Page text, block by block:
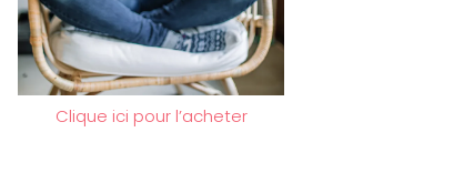
Clique ici pour l’acheter